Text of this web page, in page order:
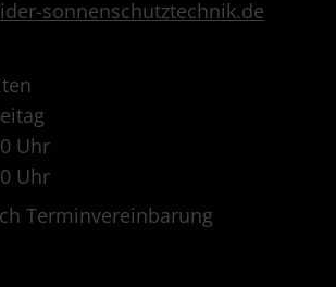
sonnenschutztechnik.de
Uhr
Uhr
Terminvereinbarung